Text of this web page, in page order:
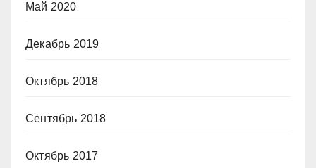
Май 2020
Декабрь 2019
Октябрь 2018
Сентябрь 2018
Октябрь 2017